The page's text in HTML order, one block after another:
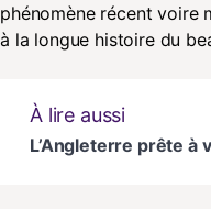
phénomène récent voire
à la longue histoire du
À lire aussi
L’Angleterre prête à